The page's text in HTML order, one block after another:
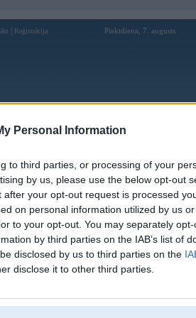
Personal Information
to third parties, or processing of your
by us, please use the below opt-out
your opt-out request is processed
on personal information utilized by us
to your opt-out. You may separately
by third parties on the IAB’s list of
disclosed by us to third parties on the
disclose it to other third parties.
Reģistrācija Piektdiena, 7. augusts
Reģistrācija Lietotāji
profils
Pēdējo reizi manīts: 23. Nov 2021, 08:40
Fito
Rīga
AMAROK
4270